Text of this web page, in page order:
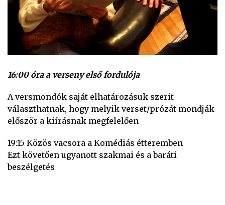
16:00 óra a verseny első fordulója
A versmondók saját elhatározásuk szerit
választhatnak, hogy melyik verset/prózát mondják
először a kiírásnak megfelelően
19:15 Közös vacsora a Komédiás étteremben
Ezt követően ugyanott szakmai és a baráti
beszélgetés